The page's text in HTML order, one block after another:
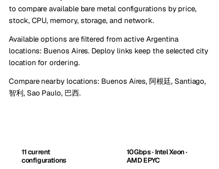
to compare available bare metal configurations by price,
stock, CPU, memory, storage, and network.
Available options are filtered from active Argentina
locations: Buenos Aires. Deploy links keep the selected city
location for ordering.
Compare nearby locations: Buenos Aires, 阿根廷, Santiago,
智利, Sao Paulo, 巴西.
11 current
configurations
10Gbps · Intel Xeon ·
AMD EPYC